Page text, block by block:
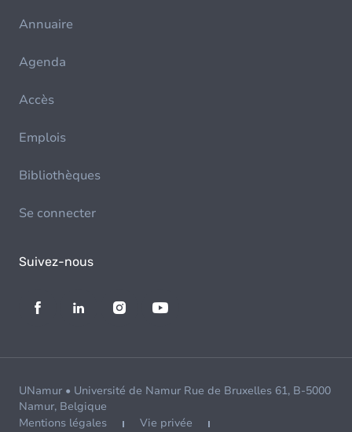
Annuaire
Agenda
Accès
Emplois
Bibliothèques
Se connecter
Suivez-nous
UNamur • Université de Namur Rue de Bruxelles 61, B-5000
Namur, Belgique
Mentions légales
Vie privée